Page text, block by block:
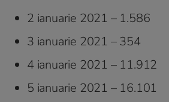
2 ianuarie 2021 – 1.586
3 ianuarie 2021 – 354
4 ianuarie 2021 – 11.912
5 ianuarie 2021 – 16.101